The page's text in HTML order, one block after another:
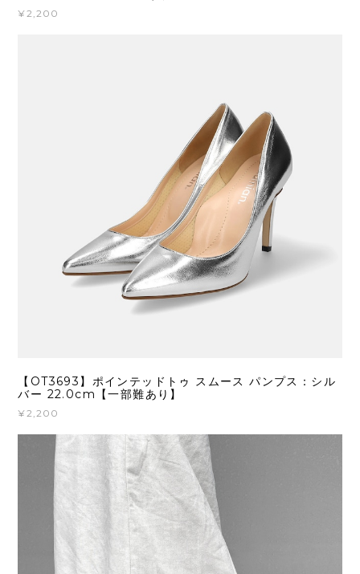
¥2,200
【OT3693】ポインテッドトゥ スムース パンプス：シル
バー 22.0cm【一部難あり】
¥2,200